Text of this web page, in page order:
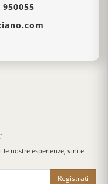
950055
nostre esperienze, vini e
Registrati